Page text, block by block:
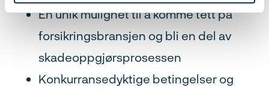
En unik mulighet til å komme tett på
forsikringsbransjen og bli en del av
skadeoppgjørsprosessen
Konkurransedyktige betingelser og